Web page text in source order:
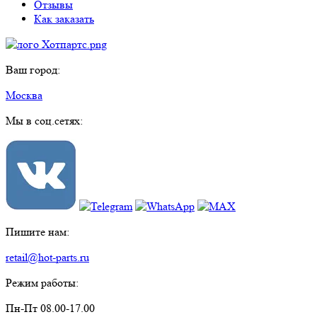
Отзывы
Как заказать
Ваш город:
Москва
Мы в соц.сетях:
Пишите нам:
retail@hot-parts.ru
Режим работы:
Пн-Пт 08.00-17.00